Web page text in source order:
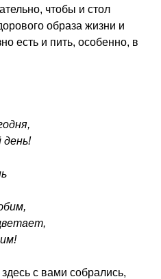
чтобы и стол
образа жизни и
есть и пить, особенно, в
с вами собрались,